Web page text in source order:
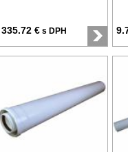
335.72 € s DPH